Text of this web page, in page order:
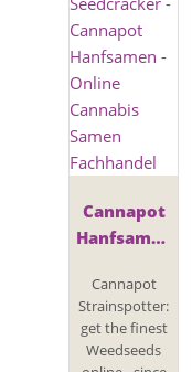
Cannapot
Hanfsamen
Cannabis
Samen
Fachhandel
Cannapot
Strainspotter:
get the finest
Weedseeds